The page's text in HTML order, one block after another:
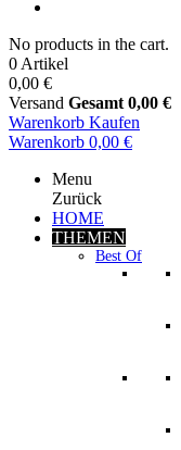
No products in the cart.
0 Artikel
0,00 €
Versand Gesamt 0,00 €
Warenkorb Kaufen
Warenkorb 0,00 €
Menu
Zurück
HOME
THEMEN
Best Of